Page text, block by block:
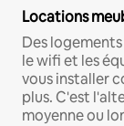
Locations
Des
le wifi et les
vous installer
plus. C'est
moyenne ou